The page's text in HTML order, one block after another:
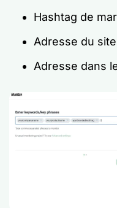
Hashtag de
Adresse du
Adresse dans